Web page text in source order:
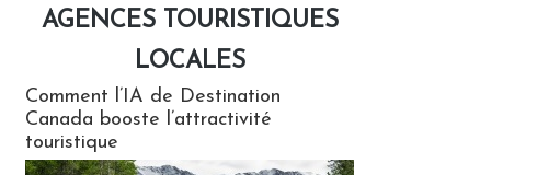
AGENCES TOURISTIQUES
LOCALES
Comment l’IA de Destination
Canada booste l’attractivité
touristique